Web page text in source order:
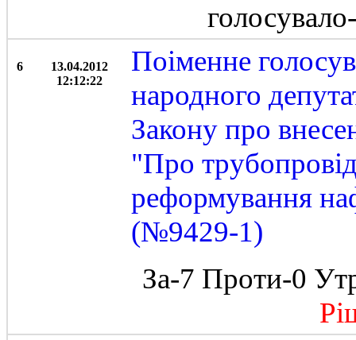
6
13.04.2012
12:12:22
Поіменне
народного
Закону про
"Про
реформування
(№9429-1)
За-7 Проти-0